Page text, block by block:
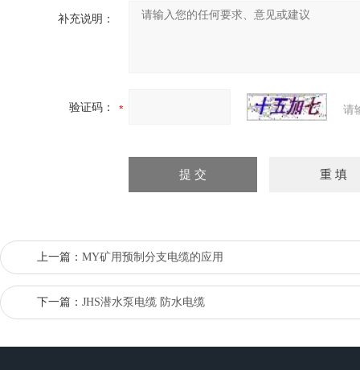
补充说明：
验证码： 请
上一篇： MY矿用预制分支电缆的应用
下一篇： JHS潜水泵电缆 防水电缆